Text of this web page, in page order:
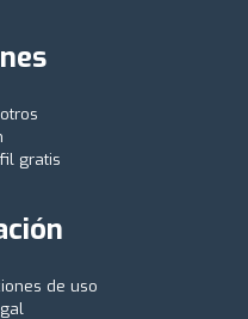
gratis
de uso